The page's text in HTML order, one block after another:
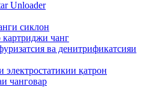
Unloader
сиклон
чанг
ва денитрификатсияи
қатрон
чанговар